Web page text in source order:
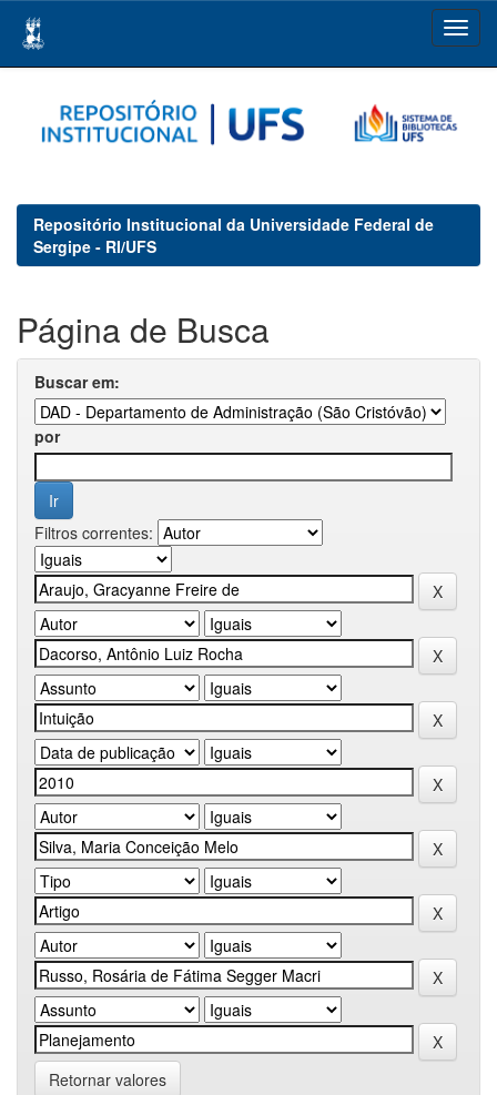
navigation
Repositório Institucional da Universidade Federal de
Sergipe - RI/UFS
Página de Busca
Buscar em:
por
Filtros correntes:
Retornar valores